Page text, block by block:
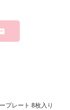
プレート 8枚入り